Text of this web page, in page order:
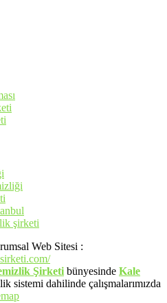
şirketi
Web Sitesi :
Şirketi bünyesinde Kale
sistemi dahilinde çalışmalarımızda